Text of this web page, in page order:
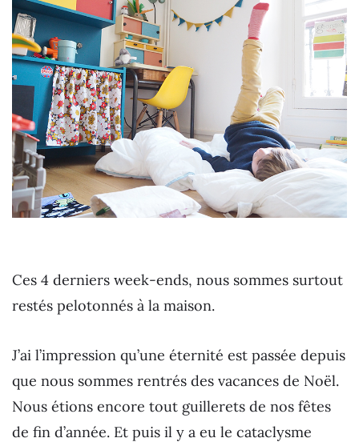
Ces 4 derniers week-ends, nous sommes surtout
restés pelotonnés à la maison.
J’ai l’impression qu’une éternité est passée depuis
que nous sommes rentrés des vacances de Noël.
Nous étions encore tout guillerets de nos fêtes
de fin d’année. Et puis il y a eu le cataclysme